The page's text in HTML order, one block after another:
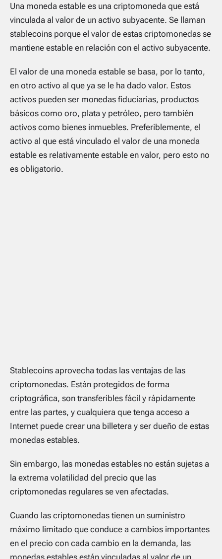
Una moneda estable es una criptomoneda que está
vinculada al valor de un activo subyacente. Se llaman
stablecoins porque el valor de estas criptomonedas se
mantiene estable en relación con el activo subyacente.
El valor de una moneda estable se basa, por lo tanto,
en otro activo al que ya se le ha dado valor. Estos
activos pueden ser monedas fiduciarias, productos
básicos como oro, plata y petróleo, pero también
activos como bienes inmuebles. Preferiblemente, el
activo al que está vinculado el valor de una moneda
estable es relativamente estable en valor, pero esto no
es obligatorio.
Stablecoins aprovecha todas las ventajas de las
criptomonedas. Están protegidos de forma
criptográfica, son transferibles fácil y rápidamente
entre las partes, y cualquiera que tenga acceso a
Internet puede crear una billetera y ser dueño de estas
monedas estables.
Sin embargo, las monedas estables no están sujetas a
la extrema volatilidad del precio que las
criptomonedas regulares se ven afectadas.
Cuando las criptomonedas tienen un suministro
máximo limitado que conduce a cambios importantes
en el precio con cada cambio en la demanda, las
monedas estables están vinculadas al valor de un